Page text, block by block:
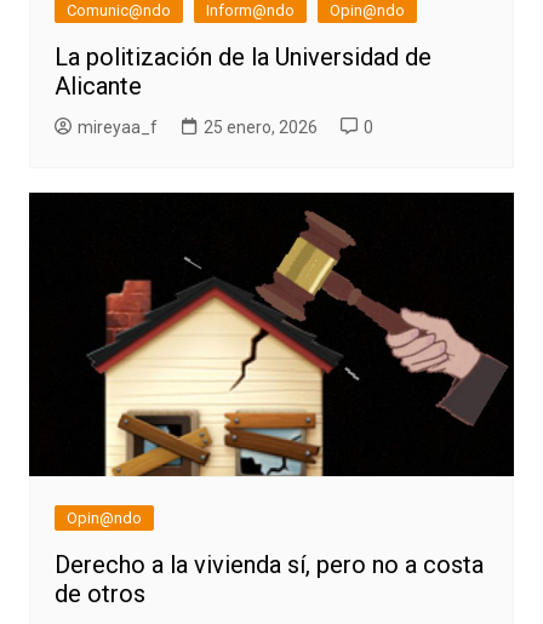
Comunic@ndo Inform@ndo Opin@ndo
La politización de la Universidad de
Alicante
mireyaa_f 25 enero, 2026 0
Opin@ndo
Derecho a la vivienda sí, pero no a costa
de otros